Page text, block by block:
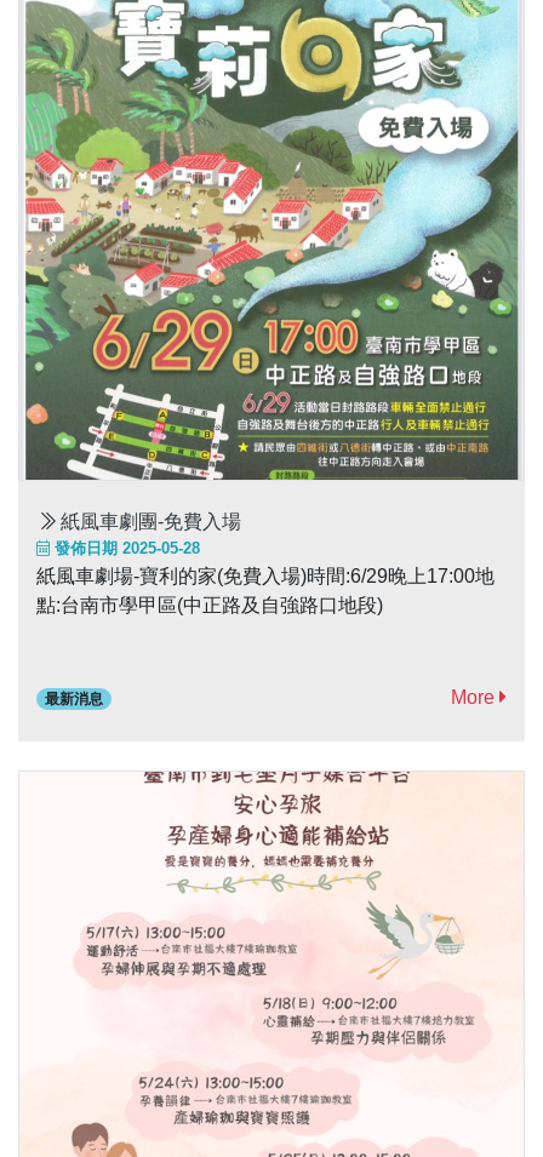
紙風車劇團-免費入場
發佈日期 2025-05-28
紙風車劇場-寶利的家(免費入場)時間:6/29晚上17:00地
點:台南市學甲區(中正路及自強路口地段)
最新消息 More